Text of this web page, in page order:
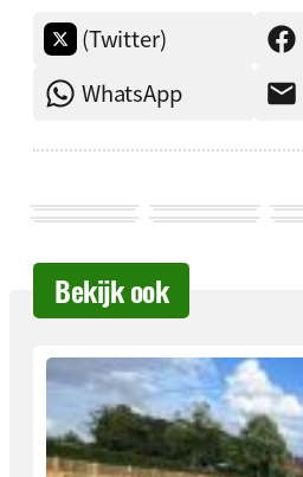
(Twitter)
WhatsApp
Bekijk ook